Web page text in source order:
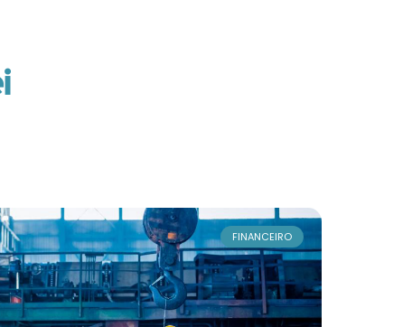
FINANCEIRO